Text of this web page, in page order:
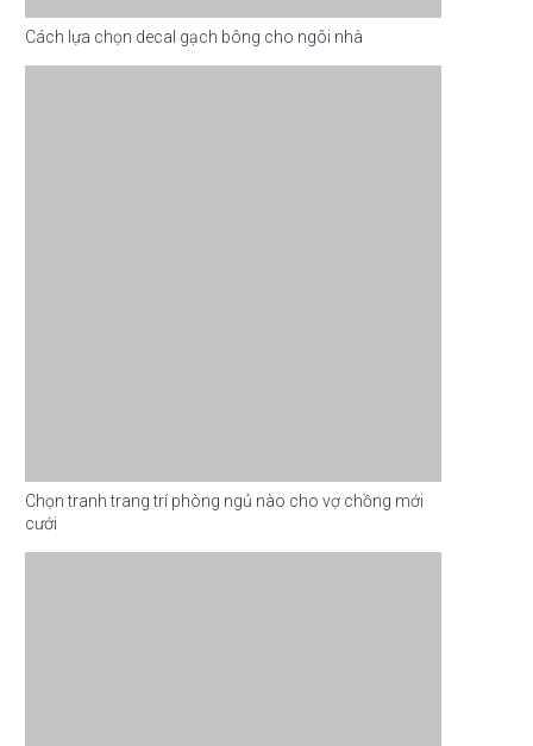
Cách lựa chọn decal gạch bông cho ngôi nhà
Chọn tranh trang trí phòng ngủ nào cho vợ chồng mới
cưới